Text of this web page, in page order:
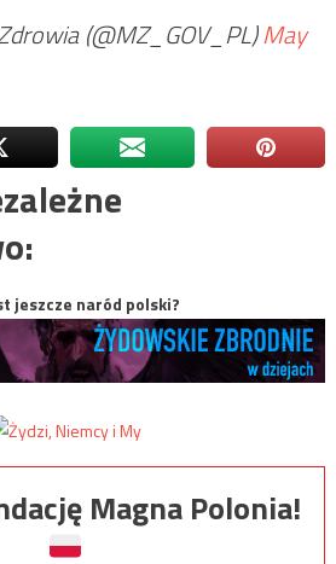
(@MZ_GOV_PL)May
jeszcze naród polski?
Magna Polonia!